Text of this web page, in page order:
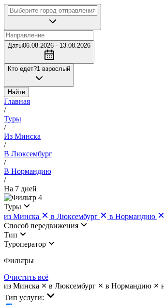
Даты06.08.2026 - 13.08.2026
Кто едет?1 взрослый
Найти
Главная
/
Туры
/
Из Минска
/
В Люксембург
/
В Нормандию
/
На 7 дней
4
Туры
из Минска
в Люксембург в Нормандию
Cпособ передвижения
Тип
Туроператор
Фильтры
Очистить всё
из Минска
в Люксембург в Нормандию
Тип услуги: